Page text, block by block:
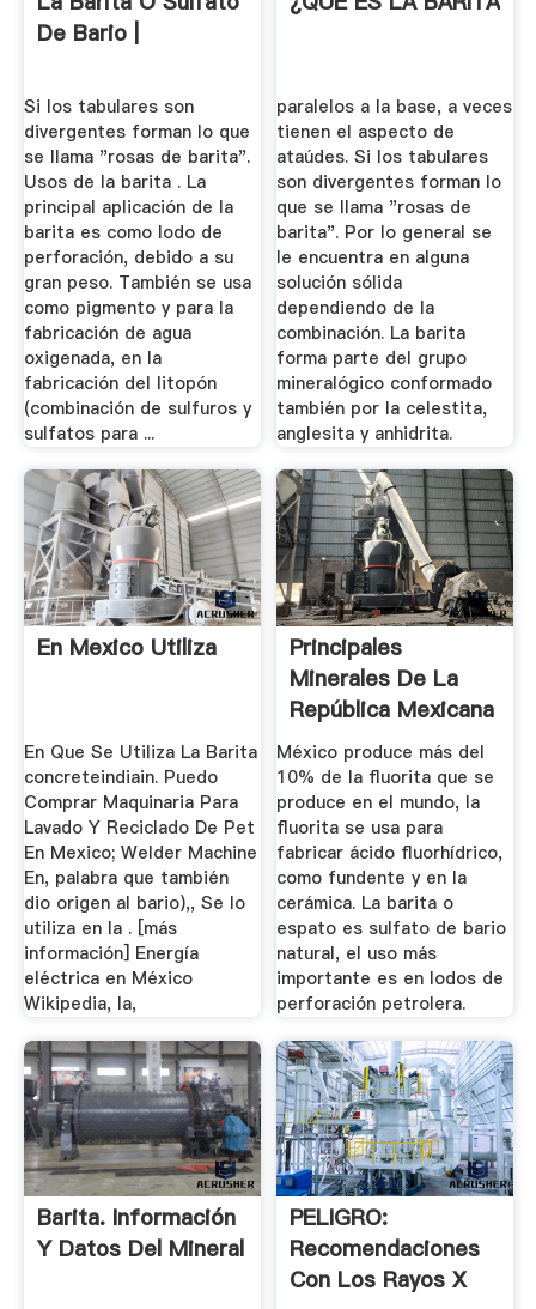
De Bario |
Si los tabulares son
divergentes forman lo que
se llama "rosas de barita".
Usos de la barita . La
principal aplicación de la
barita es como lodo de
perforación, debido a su
gran peso. También se usa
como pigmento y para la
fabricación de agua
oxigenada, en la
fabricación del litopón
(combinación de sulfuros y
sulfatos para ...
paralelos a la base, a veces
tienen el aspecto de
ataúdes. Si los tabulares
son divergentes forman lo
que se llama "rosas de
barita". Por lo general se
le encuentra en alguna
solución sólida
dependiendo de la
combinación. La barita
forma parte del grupo
mineralógico conformado
también por la celestita,
anglesita y anhidrita.
En Mexico Utiliza
En Que Se Utiliza La Barita
concreteindiain. Puedo
Comprar Maquinaria Para
Lavado Y Reciclado De Pet
En Mexico; Welder Machine
En, palabra que también
dio origen al bario),, Se lo
utiliza en la . [más
información] Energía
eléctrica en México
Wikipedia, la,
Principales
Minerales De La
República Mexicana
...
México produce más del
10% de la fluorita que se
produce en el mundo, la
fluorita se usa para
fabricar ácido fluorhídrico,
como fundente y en la
cerámica. La barita o
espato es sulfato de bario
natural, el uso más
importante es en lodos de
perforación petrolera.
Barita. Información
Y Datos Del Mineral
PELIGRO:
Recomendaciones
Con Los Rayos X